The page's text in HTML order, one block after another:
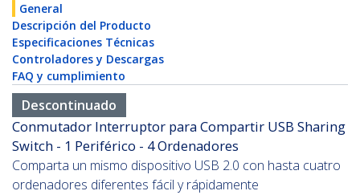
General
Descripción del Producto
Especificaciones Técnicas
Controladores y Descargas
FAQ y cumplimiento
Descontinuado
Conmutador Interruptor para Compartir USB Sharing
Switch - 1 Periférico - 4 Ordenadores
Comparta un mismo dispositivo USB 2.0 con hasta cuatro
ordenadores diferentes fácil y rápidamente